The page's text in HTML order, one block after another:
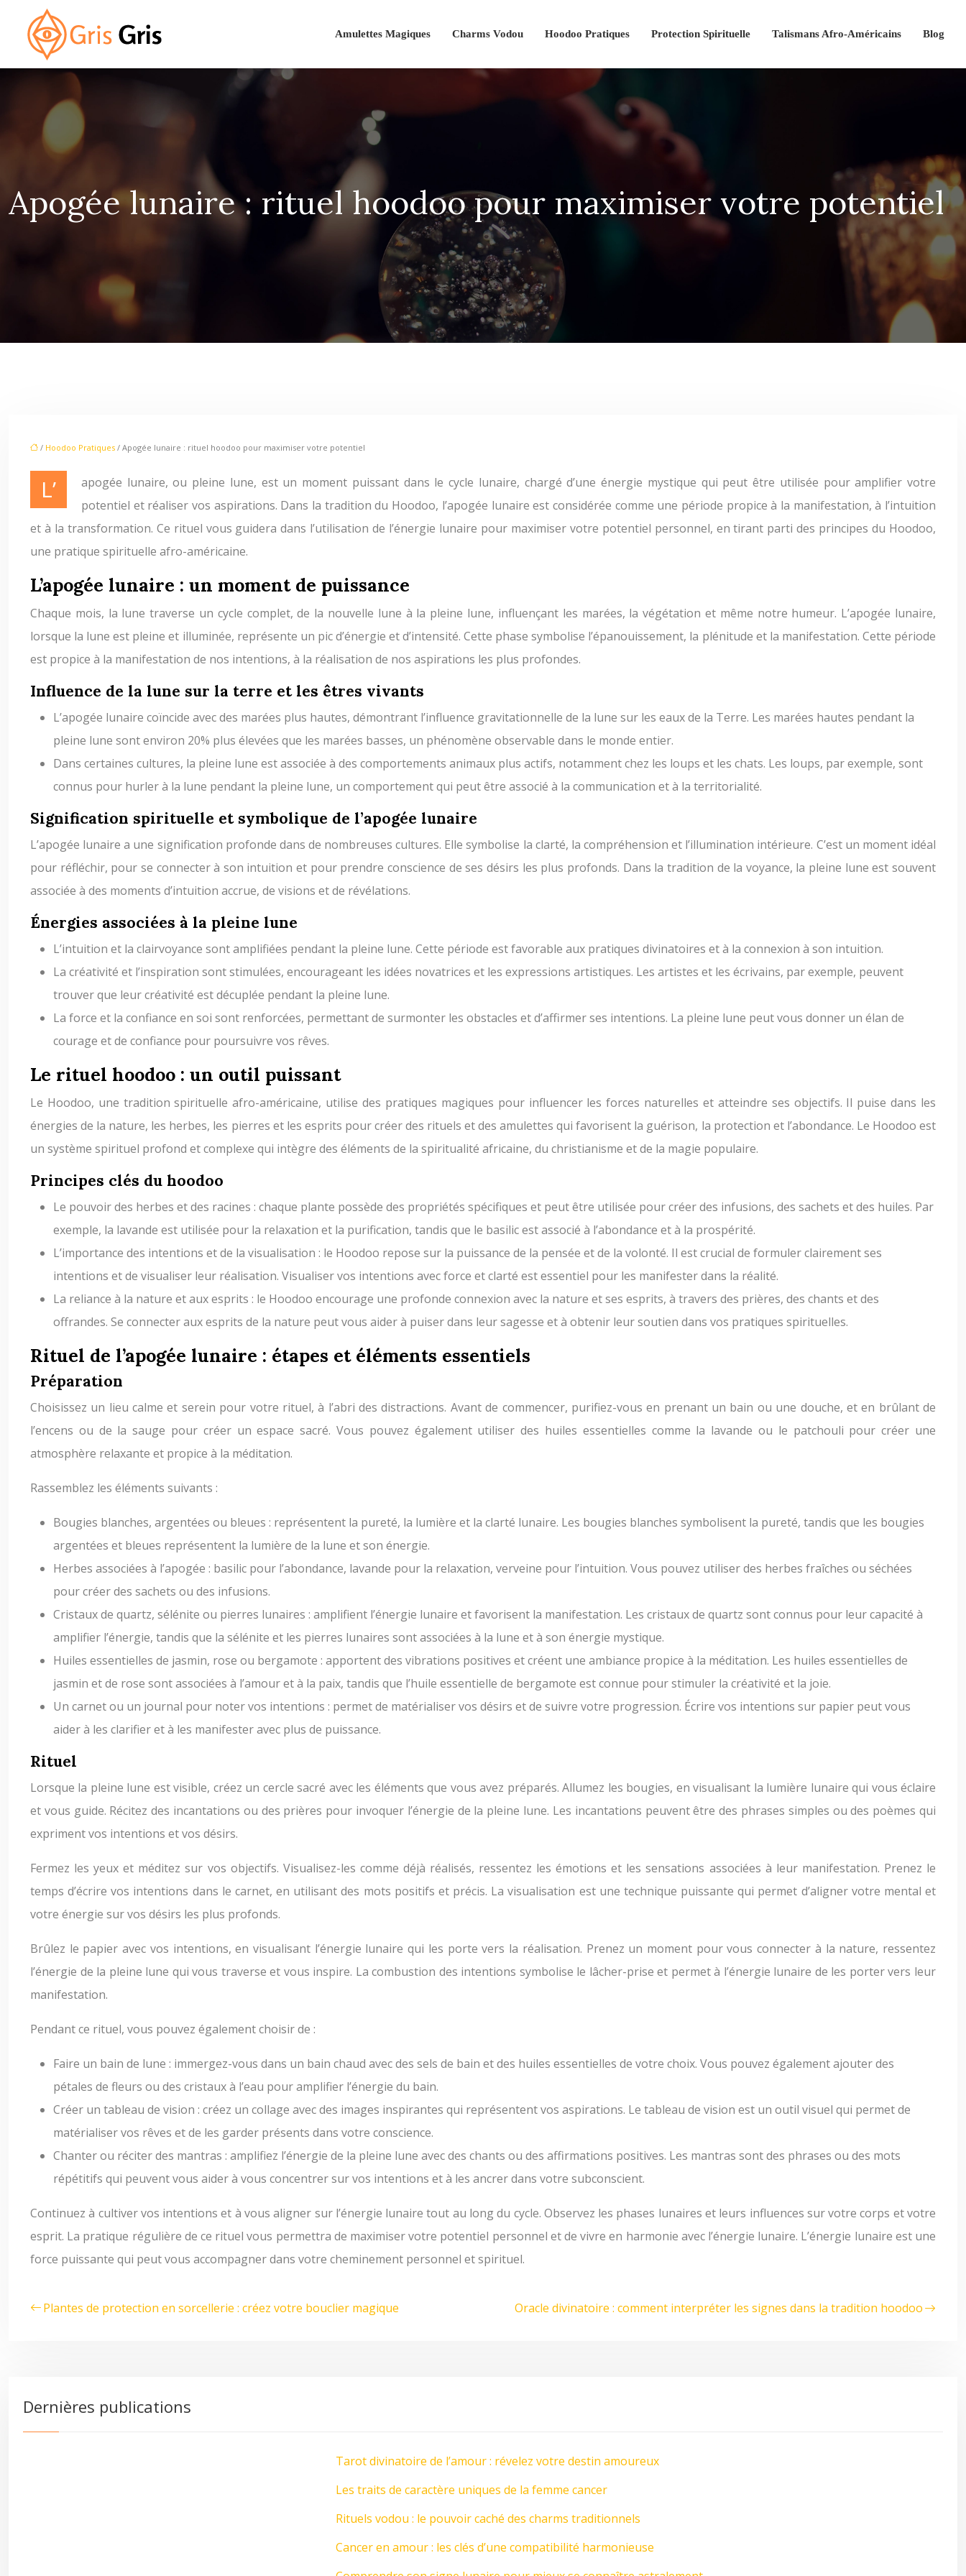
Amulettes Magiques Charms Vodou Hoodoo Pratiques Protection Spirituelle Talismans Afro-Américains Blog
Apogée lunaire : rituel hoodoo pour maximiser votre potentiel
/ Hoodoo Pratiques / Apogée lunaire : rituel hoodoo pour maximiser votre potentiel
L’apogée lunaire, ou pleine lune, est un moment puissant dans le cycle lunaire, chargé d’une énergie mystique qui peut être utilisée pour amplifier votre
potentiel et réaliser vos aspirations. Dans la tradition du Hoodoo, l’apogée lunaire est considérée comme une période propice à la manifestation, à l’intuition
et à la transformation. Ce rituel vous guidera dans l’utilisation de l’énergie lunaire pour maximiser votre potentiel personnel, en tirant parti des principes du Hoodoo,
une pratique spirituelle afro-américaine.
L’apogée lunaire : un moment de puissance
Chaque mois, la lune traverse un cycle complet, de la nouvelle lune à la pleine lune, influençant les marées, la végétation et même notre humeur. L’apogée lunaire,
lorsque la lune est pleine et illuminée, représente un pic d’énergie et d’intensité. Cette phase symbolise l’épanouissement, la plénitude et la manifestation. Cette période
est propice à la manifestation de nos intentions, à la réalisation de nos aspirations les plus profondes.
Influence de la lune sur la terre et les êtres vivants
L’apogée lunaire coïncide avec des marées plus hautes, démontrant l’influence gravitationnelle de la lune sur les eaux de la Terre. Les marées hautes pendant la
pleine lune sont environ 20% plus élevées que les marées basses, un phénomène observable dans le monde entier.
Dans certaines cultures, la pleine lune est associée à des comportements animaux plus actifs, notamment chez les loups et les chats. Les loups, par exemple, sont
connus pour hurler à la lune pendant la pleine lune, un comportement qui peut être associé à la communication et à la territorialité.
Signification spirituelle et symbolique de l’apogée lunaire
L’apogée lunaire a une signification profonde dans de nombreuses cultures. Elle symbolise la clarté, la compréhension et l’illumination intérieure. C’est un moment idéal
pour réfléchir, pour se connecter à son intuition et pour prendre conscience de ses désirs les plus profonds. Dans la tradition de la voyance, la pleine lune est souvent
associée à des moments d’intuition accrue, de visions et de révélations.
Énergies associées à la pleine lune
L’intuition et la clairvoyance sont amplifiées pendant la pleine lune. Cette période est favorable aux pratiques divinatoires et à la connexion à son intuition.
La créativité et l’inspiration sont stimulées, encourageant les idées novatrices et les expressions artistiques. Les artistes et les écrivains, par exemple, peuvent
trouver que leur créativité est décuplée pendant la pleine lune.
La force et la confiance en soi sont renforcées, permettant de surmonter les obstacles et d’affirmer ses intentions. La pleine lune peut vous donner un élan de
courage et de confiance pour poursuivre vos rêves.
Le rituel hoodoo : un outil puissant
Le Hoodoo, une tradition spirituelle afro-américaine, utilise des pratiques magiques pour influencer les forces naturelles et atteindre ses objectifs. Il puise dans les
énergies de la nature, les herbes, les pierres et les esprits pour créer des rituels et des amulettes qui favorisent la guérison, la protection et l’abondance. Le Hoodoo est
un système spirituel profond et complexe qui intègre des éléments de la spiritualité africaine, du christianisme et de la magie populaire.
Principes clés du hoodoo
Le pouvoir des herbes et des racines : chaque plante possède des propriétés spécifiques et peut être utilisée pour créer des infusions, des sachets et des huiles. Par
exemple, la lavande est utilisée pour la relaxation et la purification, tandis que le basilic est associé à l’abondance et à la prospérité.
L’importance des intentions et de la visualisation : le Hoodoo repose sur la puissance de la pensée et de la volonté. Il est crucial de formuler clairement ses
intentions et de visualiser leur réalisation. Visualiser vos intentions avec force et clarté est essentiel pour les manifester dans la réalité.
La reliance à la nature et aux esprits : le Hoodoo encourage une profonde connexion avec la nature et ses esprits, à travers des prières, des chants et des
offrandes. Se connecter aux esprits de la nature peut vous aider à puiser dans leur sagesse et à obtenir leur soutien dans vos pratiques spirituelles.
Rituel de l’apogée lunaire : étapes et éléments essentiels
Préparation
Choisissez un lieu calme et serein pour votre rituel, à l’abri des distractions. Avant de commencer, purifiez-vous en prenant un bain ou une douche, et en brûlant de
l’encens ou de la sauge pour créer un espace sacré. Vous pouvez également utiliser des huiles essentielles comme la lavande ou le patchouli pour créer une
atmosphère relaxante et propice à la méditation.
Rassemblez les éléments suivants :
Bougies blanches, argentées ou bleues : représentent la pureté, la lumière et la clarté lunaire. Les bougies blanches symbolisent la pureté, tandis que les bougies
argentées et bleues représentent la lumière de la lune et son énergie.
Herbes associées à l’apogée : basilic pour l’abondance, lavande pour la relaxation, verveine pour l’intuition. Vous pouvez utiliser des herbes fraîches ou séchées
pour créer des sachets ou des infusions.
Cristaux de quartz, sélénite ou pierres lunaires : amplifient l’énergie lunaire et favorisent la manifestation. Les cristaux de quartz sont connus pour leur capacité à
amplifier l’énergie, tandis que la sélénite et les pierres lunaires sont associées à la lune et à son énergie mystique.
Huiles essentielles de jasmin, rose ou bergamote : apportent des vibrations positives et créent une ambiance propice à la méditation. Les huiles essentielles de
jasmin et de rose sont associées à l’amour et à la paix, tandis que l’huile essentielle de bergamote est connue pour stimuler la créativité et la joie.
Un carnet ou un journal pour noter vos intentions : permet de matérialiser vos désirs et de suivre votre progression. Écrire vos intentions sur papier peut vous
aider à les clarifier et à les manifester avec plus de puissance.
Rituel
Lorsque la pleine lune est visible, créez un cercle sacré avec les éléments que vous avez préparés. Allumez les bougies, en visualisant la lumière lunaire qui vous éclaire
et vous guide. Récitez des incantations ou des prières pour invoquer l’énergie de la pleine lune. Les incantations peuvent être des phrases simples ou des poèmes qui
expriment vos intentions et vos désirs.
Fermez les yeux et méditez sur vos objectifs. Visualisez-les comme déjà réalisés, ressentez les émotions et les sensations associées à leur manifestation. Prenez le
temps d’écrire vos intentions dans le carnet, en utilisant des mots positifs et précis. La visualisation est une technique puissante qui permet d’aligner votre mental et
votre énergie sur vos désirs les plus profonds.
Brûlez le papier avec vos intentions, en visualisant l’énergie lunaire qui les porte vers la réalisation. Prenez un moment pour vous connecter à la nature, ressentez
l’énergie de la pleine lune qui vous traverse et vous inspire. La combustion des intentions symbolise le lâcher-prise et permet à l’énergie lunaire de les porter vers leur
manifestation.
Pendant ce rituel, vous pouvez également choisir de :
Faire un bain de lune : immergez-vous dans un bain chaud avec des sels de bain et des huiles essentielles de votre choix. Vous pouvez également ajouter des
pétales de fleurs ou des cristaux à l’eau pour amplifier l’énergie du bain.
Créer un tableau de vision : créez un collage avec des images inspirantes qui représentent vos aspirations. Le tableau de vision est un outil visuel qui permet de
matérialiser vos rêves et de les garder présents dans votre conscience.
Chanter ou réciter des mantras : amplifiez l’énergie de la pleine lune avec des chants ou des affirmations positives. Les mantras sont des phrases ou des mots
répétitifs qui peuvent vous aider à vous concentrer sur vos intentions et à les ancrer dans votre subconscient.
Continuez à cultiver vos intentions et à vous aligner sur l’énergie lunaire tout au long du cycle. Observez les phases lunaires et leurs influences sur votre corps et votre
esprit. La pratique régulière de ce rituel vous permettra de maximiser votre potentiel personnel et de vivre en harmonie avec l’énergie lunaire. L’énergie lunaire est une
force puissante qui peut vous accompagner dans votre cheminement personnel et spirituel.
Plantes de protection en sorcellerie : créez votre bouclier magique Oracle divinatoire : comment interpréter les signes dans la tradition hoodoo
Dernières publications
Tarot divinatoire de l’amour : révelez votre destin amoureux
Les traits de caractère uniques de la femme cancer
Rituels vodou : le pouvoir caché des charms traditionnels
Cancer en amour : les clés d’une compatibilité harmonieuse